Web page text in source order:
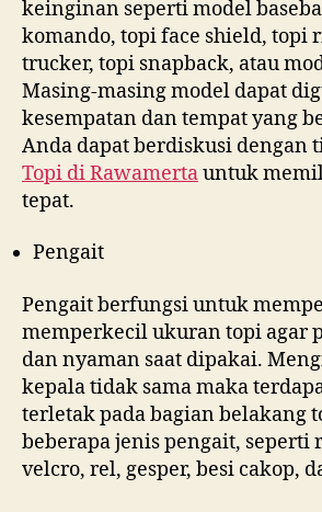
keinginan seperti model
komando, topi face shield, topi
trucker, topi snapback, atau
Masing-masing model dapat
kesempatan dan tempat yang
Anda dapat berdiskusi dengan
Topi diRawamertauntuk
tepat.
Pengait
Pengait berfungsi untuk
memperkecil ukuran topi agar
dan nyaman saat dipakai.
kepala tidak sama maka
terletak pada bagian belakang
beberapa jenis pengait, seperti
velcro, rel, gesper, besi cakop,